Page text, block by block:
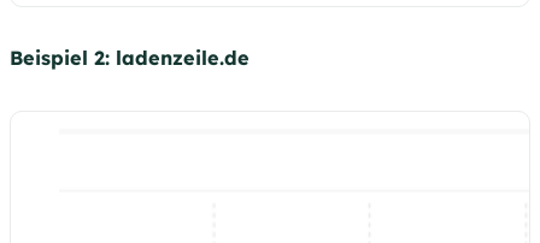
Beispiel 2: ladenzeile.de